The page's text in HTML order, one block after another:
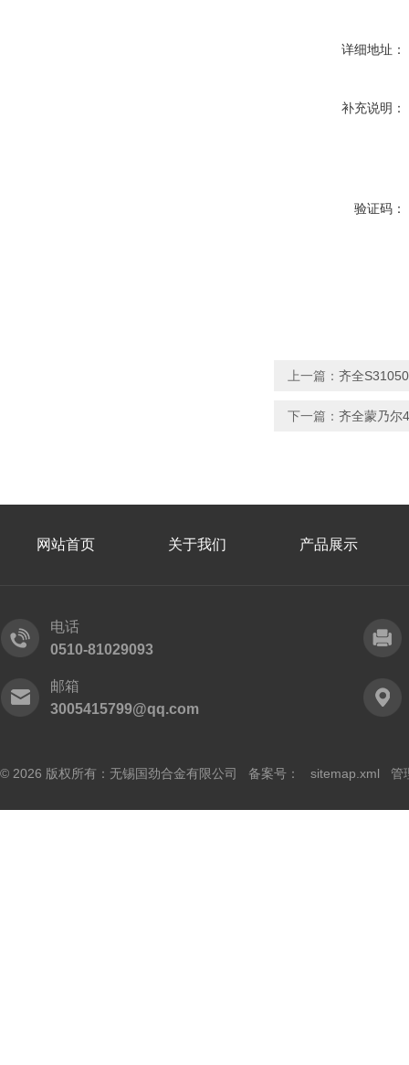
详细地址：
补充说明：
验证码：
上一篇： 齐全
下一篇： 齐全蒙乃尔
网站首页 关于我们 产品展示
电话
0510-81029093
邮箱
3005415799@qq.com
© 2026 版权所有：无锡国劲合金有限公司 备案号： sitemap.xml 管